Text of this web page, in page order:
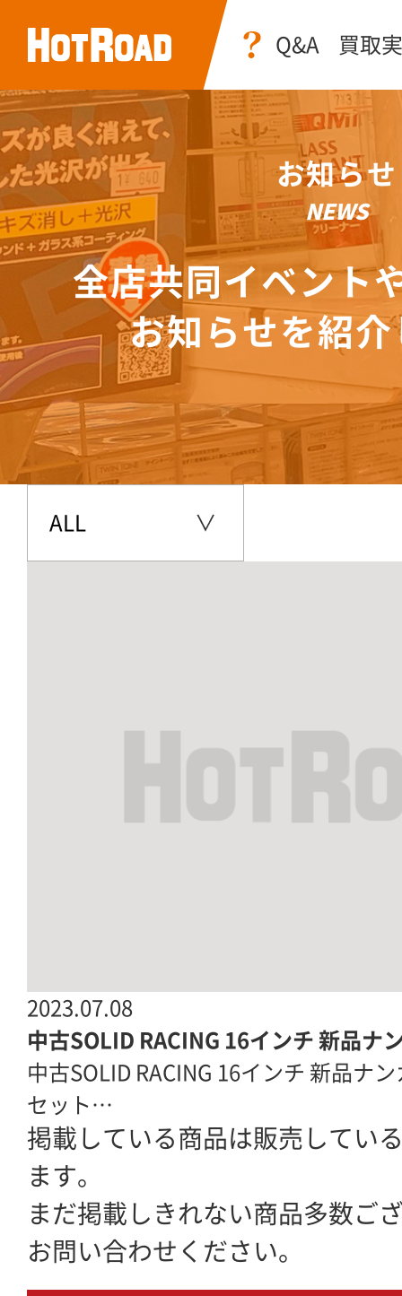
Q&A 買取
お知らせ
NEWS
全店共同イベント
お知らせを紹
2023.07.08
中古SOLID RACING 16インチ 新品ナ
中古SOLID RACING 16インチ 新品ナ
セット…
掲載している商品は販売してい
ます。
まだ掲載しきれない商品多数ご
お問い合わせください。